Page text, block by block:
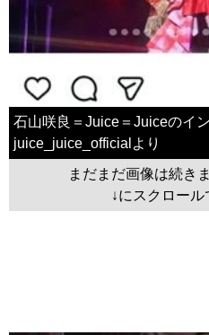
石山咲良＝Juice＝Juiceのイ
juice_juice_officialより
まだまだ画像は続き
↓にスクロー